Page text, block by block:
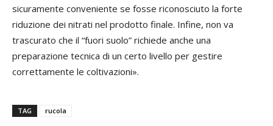
sicuramente conveniente se fosse riconosciuto la forte
riduzione dei nitrati nel prodotto finale. Infine, non va
trascurato che il “fuori suolo” richiede anche una
preparazione tecnica di un certo livello per gestire
correttamente le coltivazioni».
TAG rucola